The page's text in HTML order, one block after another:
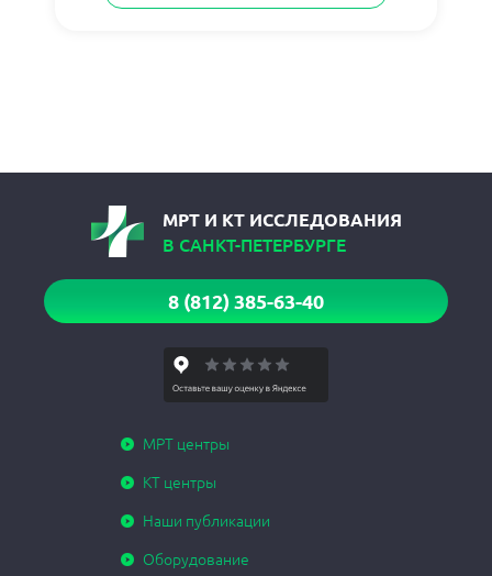
МРТ И КТ ИССЛЕДОВАНИЯ
В САНКТ-ПЕТЕРБУРГЕ
8 (812) 385-63-40
МРТ центры
КТ центры
Наши публикации
Оборудование